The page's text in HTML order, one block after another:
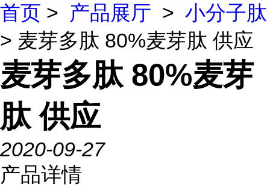
首页 > 产品展厅 > 小分子肽
> 麦芽多肽 80%麦芽肽 供应
麦芽多肽 80%麦芽
肽 供应
2020-09-27
产品详情